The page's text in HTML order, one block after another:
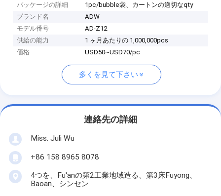
パッケージの詳細
1pc/bubble袋、カートンの適切なqty
ブランド名
ADW
モデル番号
AD-Z12
供給の能力
1 ヶ月あたりの 1,000,000pcs
価格
USD50~USD70/pc
多くを見て下さい
連絡先の詳細
Miss. Juli Wu
+86 158 8965 8078
4つを、Fu'anの第2工業地域造る、第3床Fuyong、
Baoan、シンセン